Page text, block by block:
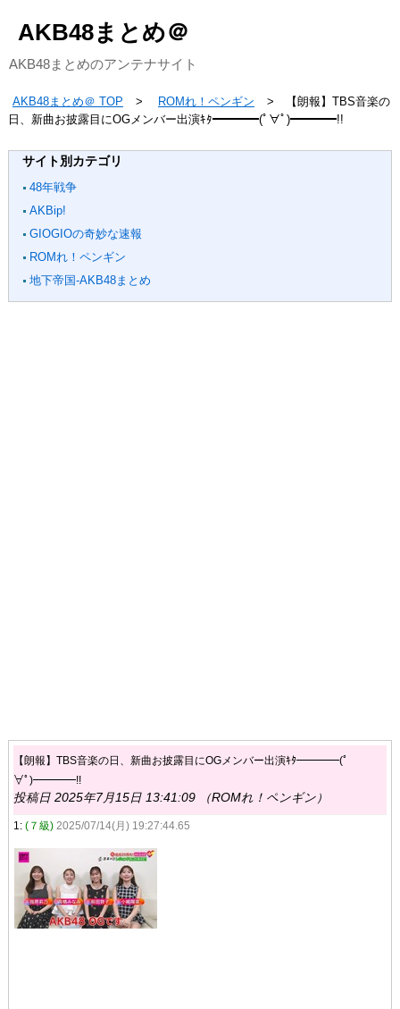
AKB48まとめ＠
AKB48まとめのアンテナサイト
AKB48まとめ＠ TOP ROMれ！ペンギン
【朗報】TBS音楽の
日、新曲お披露目にOGメンバー出演ｷﾀ━━━━(ﾟ∀ﾟ)━━━━!!
サイト別カテゴリ
48年戦争
AKBip!
GIOGIOの奇妙な速報
ROMれ！ペンギン
地下帝国-AKB48まとめ
【朗報】TBS音楽の日、新曲お披露目にOGメンバー出演ｷﾀ━━━━(ﾟ
∀ﾟ)━━━━!!
投稿日 2025年7月15日 13:41:09 （ROMれ！ペンギン）
1: (７級) 2025/07/14(月) 19:27:44.65